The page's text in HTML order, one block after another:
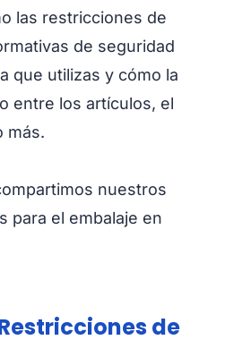
las restricciones de
de seguridad
que utilizas y cómo la
entre los artículos, el
más.
nuestros
para el embalaje en
de